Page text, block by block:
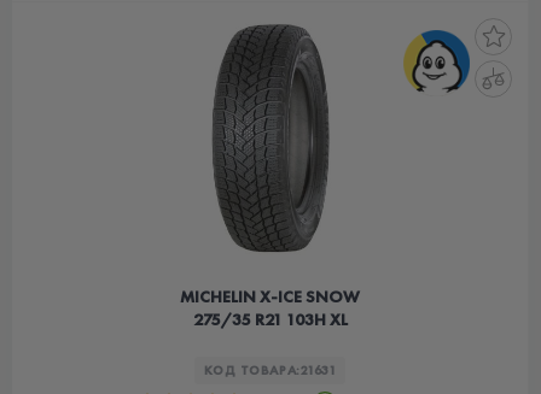
MICHELIN X-ICE SNOW
275/35 R21 103H XL
КОД ТОВАРА:21631